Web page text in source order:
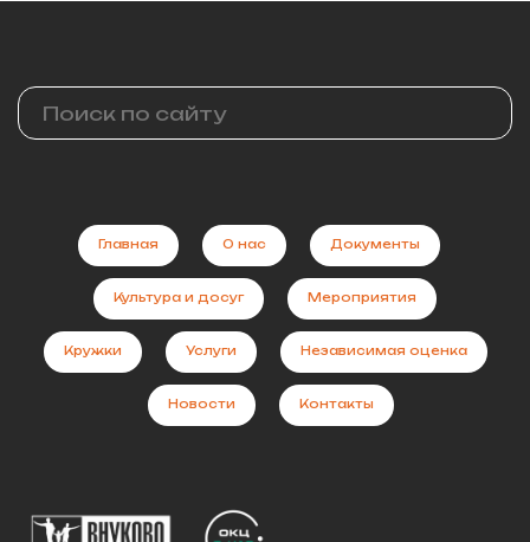
Главная О нас Документы
Культура и досуг Мероприятия
Кружки Услуги Независимая оценка
Новости Контакты
8 (495) 161-00-08